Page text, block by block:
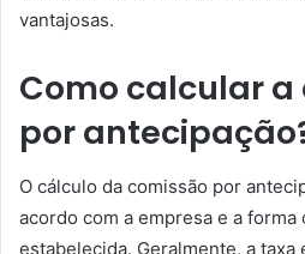
vantajosas.
Como calcular a
por
O cálculo da comissão por
acordo com a empresa e a forma
estabelecida. Geralmente, a taxa